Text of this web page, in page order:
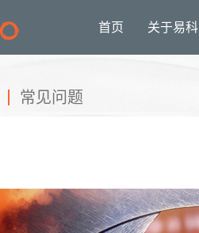
首页 关于易科
常见问题